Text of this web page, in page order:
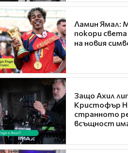
Ламин Ямал:
покори
на новия
Защо Ахил
Кристофър
странното
всъщност